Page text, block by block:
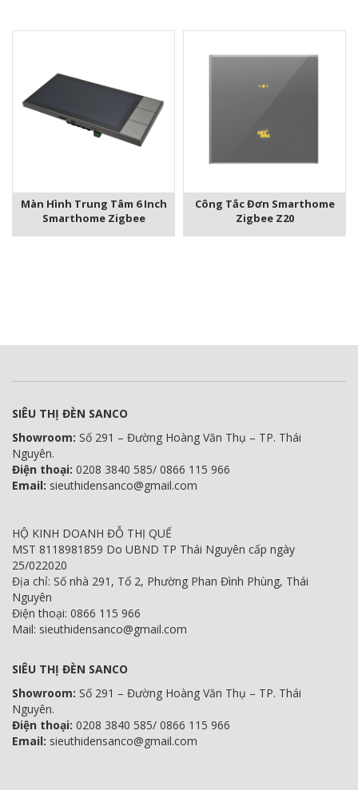
Màn Hình Trung Tâm 6 Inch
Smarthome Zigbee
Công Tắc Đơn Smarthome
Zigbee Z20
SIÊU THỊ ĐÈN SANCO
Showroom: Số 291 – Đường Hoàng Văn Thụ – TP. Thái
Nguyên.
Điện thoại: 0208 3840 585/ 0866 115 966
Email: sieuthidensanco@gmail.com
HỘ KINH DOANH ĐỖ THỊ QUẾ
MST 8118981859 Do UBND TP Thái Nguyên cấp ngày
25/022020
Địa chỉ: Số nhà 291, Tổ 2, Phường Phan Đình Phùng, Thái
Nguyên
Điện thoại: 0866 115 966
Mail: sieuthidensanco@gmail.com
SIÊU THỊ ĐÈN SANCO
Showroom: Số 291 – Đường Hoàng Văn Thụ – TP. Thái
Nguyên.
Điện thoại: 0208 3840 585/ 0866 115 966
Email: sieuthidensanco@gmail.com